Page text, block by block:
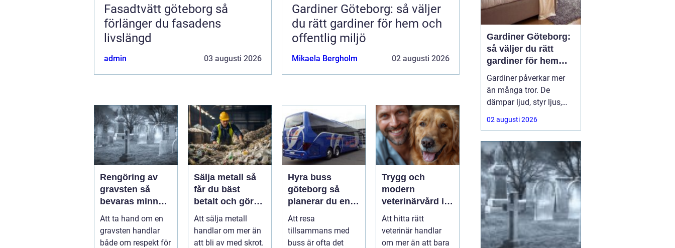
Fasadtvätt göteborg så
förlänger du fasadens
livslängd
admin 03 augusti 2026
Gardiner Göteborg: så väljer
du rätt gardiner för hem och
offentlig miljö
Mikaela Bergholm 02 augusti 2026
Rengöring av
gravsten så
bevaras minnet
och stenen
håller längre
Att ta hand om en
gravsten handlar
både om respekt för
Sälja metall så
får du bäst
betalt och gör
störst nytta för
miljön
Att sälja metall
handlar om mer än
att bli av med skrot.
Hyra buss
göteborg så
planerar du en
trygg och
smidig
gruppresa
Att resa
tillsammans med
buss är ofta det
Trygg och
modern
veterinärvård i
sollentuna med
omnejd
Att hitta rätt
veterinär handlar
om mer än att bara
Gardiner Göteborg:
så väljer du rätt
gardiner för hem
och offentlig miljö
Gardiner påverkar mer
än många tror. De
dämpar ljud, styr ljus,
ramar in utsikten och
sätter ton för hela
söker
02 augusti 2026